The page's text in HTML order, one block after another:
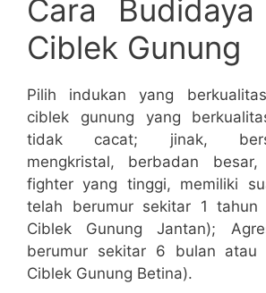
Cara
Ciblek Gunung
Pilih indukan yang
ciblek gunung yang
tidak cacat; jinak,
mengkristal, berbadan
fighter yang tinggi, memiliki
telah berumur sekitar 1 tahun
Ciblek Gunung Jantan);
berumur sekitar 6 bulan atau
Ciblek Gunung Betina).